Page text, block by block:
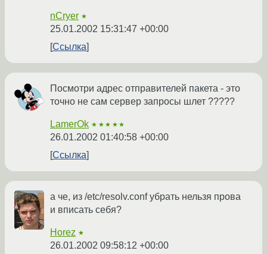
nCryer ★
25.01.2002 15:31:47 +00:00
Ссылка
Посмотри адрес отправителей пакета - это
точно не сам сервер запросы шлет ?????
LamerOk ★★★★★
26.01.2002 01:40:58 +00:00
Ссылка
а че, из /etc/resolv.conf убрать нельзя прова
и вписать себя?
Horez ★
26.01.2002 09:58:12 +00:00